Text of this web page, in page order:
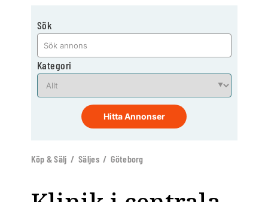
Sök
Kategori
Hitta Annonser
Köp & Sälj / Säljes / Göteborg